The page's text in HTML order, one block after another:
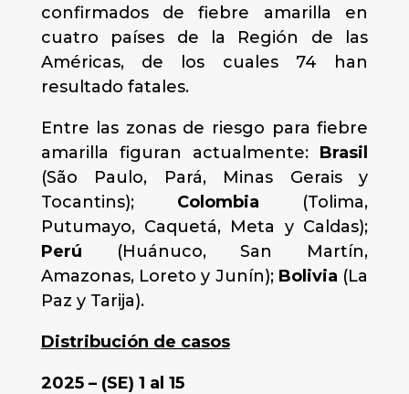
confirmados de fiebre amarilla en
cuatro países de la Región de las
Américas, de los cuales 74 han
resultado fatales.
Entre las zonas de riesgo para fiebre
amarilla figuran actualmente: Brasil
(São Paulo, Pará, Minas Gerais y
Tocantins); Colombia (Tolima,
Putumayo, Caquetá, Meta y Caldas);
Perú (Huánuco, San Martín,
Amazonas, Loreto y Junín); Bolivia (La
Paz y Tarija).
Distribución de casos
2025 – (SE) 1 al 15